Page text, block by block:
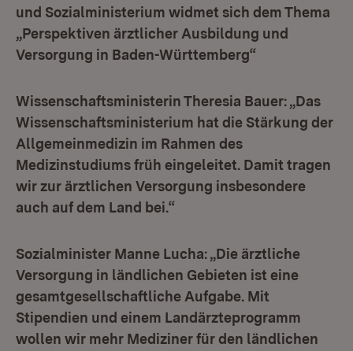
und Sozialministerium widmet sich dem Thema
„Perspektiven ärztlicher Ausbildung und
Versorgung in Baden-Württemberg“
Wissenschaftsministerin Theresia Bauer: „Das
Wissenschaftsministerium hat die Stärkung der
Allgemeinmedizin im Rahmen des
Medizinstudiums früh eingeleitet. Damit tragen
wir zur ärztlichen Versorgung insbesondere
auch auf dem Land bei.“
Sozialminister Manne Lucha: „Die ärztliche
Versorgung in ländlichen Gebieten ist eine
gesamtgesellschaftliche Aufgabe. Mit
Stipendien und einem Landärzteprogramm
wollen wir mehr Mediziner für den ländlichen